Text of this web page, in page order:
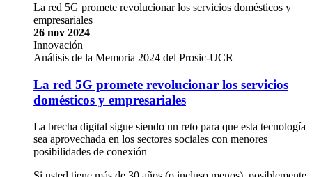
La red 5G promete revolucionar los servicios domésticos y
empresariales
26 nov 2024
Innovación
Análisis de la Memoria 2024 del Prosic-UCR
La red 5G promete revolucionar los servicios
domésticos y empresariales
La brecha digital sigue siendo un reto para que esta tecnología
sea aprovechada en los sectores sociales con menores
posibilidades de conexión